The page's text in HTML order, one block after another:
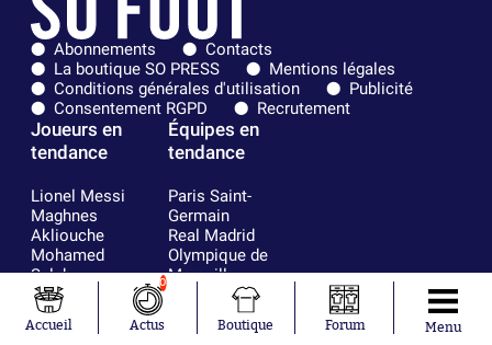
Abonnements
Contacts
La boutique SO PRESS
Mentions légales
Conditions générales d'utilisation
Publicité
Consentement RGPD
Recrutement
Joueurs en
tendance
Lionel Messi
Maghnes
Akliouche
Mohamed
Salah
Neymar
Julián Álvarez
Ferrán Torres
Équipes en
tendance
Paris Saint-
Germain
Real Madrid
Olympique de
Marseille
FC Barcelone
Argentine
Accueil
0
Actus Boutique Forum Menu